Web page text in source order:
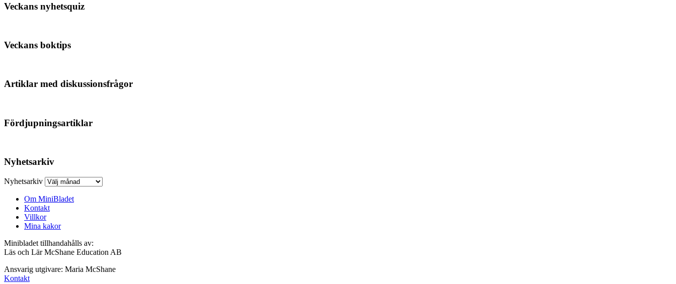
Veckans nyhetsquiz
Veckans boktips
Artiklar med diskussionsfrågor
Fördjupningsartiklar
Nyhetsarkiv
Nyhetsarkiv
Om MiniBladet
Kontakt
Villkor
Mina kakor
Minibladet tillhandahålls av:
Läs och Lär McShane Education AB
Ansvarig utgivare: Maria McShane
Kontakt